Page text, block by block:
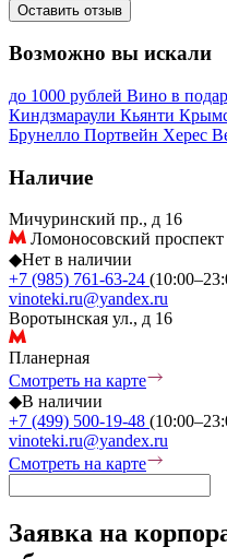
Оставить отзыв
Возможно вы искали
до 1000 рублей Вино в
Киндзмараули Кьянти
Брунелло Портвейн Херес
Наличие
Мичуринский пр., д 16
Ломоносовский проспект
◆Нет в наличии
+7 (985) 761-63-24
vinoteki.ru@yandex.ru
Воротынская ул., д 16
Планерная
Смотреть на карте
◆В наличии
+7 (499) 500-19-48
vinoteki.ru@yandex.ru
Смотреть на карте
Заявка на